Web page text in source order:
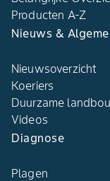
Producten A-Z
Nieuws &
Nieuwsoverzicht
Koeriers
Duurzame
Videos
Diagnose
Plagen